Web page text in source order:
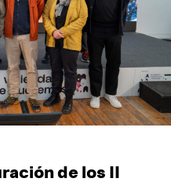
de los II